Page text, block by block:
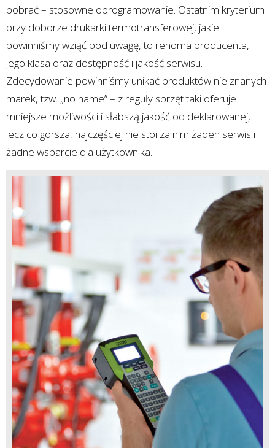
pobrać – stosowne oprogramowanie. Ostatnim kryterium
przy doborze drukarki termotransferowej, jakie
powinniśmy wziąć pod uwagę, to renoma producenta,
jego klasa oraz dostępność i jakość serwisu.
Zdecydowanie powinniśmy unikać produktów nie znanych
marek, tzw. „no name” – z reguły sprzęt taki oferuje
mniejsze możliwości i słabszą jakość od deklarowanej,
lecz co gorsza, najczęściej nie stoi za nim żaden serwis i
żadne wsparcie dla użytkownika.